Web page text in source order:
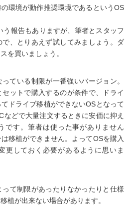
環境が動作推奨環境であるというOS
報告もありますが、筆者とスタッフ
、とりあえず試してみましょう。ダ
を買いましょう。
ている制限が一番強いバージョン。
ットで購入するのが条件で、ドライ
ドライブ移植ができないOSとなって
などで大量注文するときに安価に抑え
です。筆者は使った事がありません
移植ができません。よってOSを購入
更しておく必要があるように思いま
て制限があったりなかったりと仕様
植が出来ない場合があります。